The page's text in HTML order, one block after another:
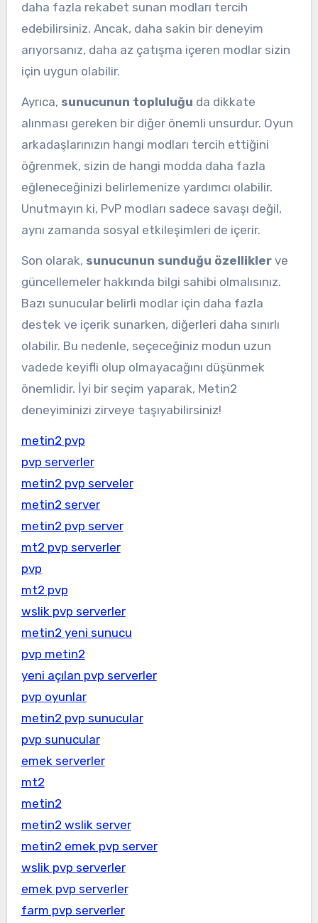
daha fazla rekabet sunan modları tercih
edebilirsiniz. Ancak, daha sakin bir deneyim
arıyorsanız, daha az çatışma içeren modlar sizin
için uygun olabilir.
Ayrıca, sunucunun topluluğu da dikkate
alınması gereken bir diğer önemli unsurdur. Oyun
arkadaşlarınızın hangi modları tercih ettiğini
öğrenmek, sizin de hangi modda daha fazla
eğleneceğinizi belirlemenize yardımcı olabilir.
Unutmayın ki, PvP modları sadece savaşı değil,
aynı zamanda sosyal etkileşimleri de içerir.
Son olarak, sunucunun sunduğu özelliklerve
güncellemeler hakkında bilgi sahibi olmalısınız.
Bazı sunucular belirli modlar için daha fazla
destek ve içerik sunarken, diğerleri daha sınırlı
olabilir. Bu nedenle, seçeceğiniz modun uzun
vadede keyifli olup olmayacağını düşünmek
önemlidir. İyi bir seçim yaparak, Metin2
deneyiminizi zirveye taşıyabilirsiniz!
metin2 pvp
pvp serverler
metin2 pvp serveler
metin2 server
metin2 pvp server
mt2 pvp serverler
pvp
mt2 pvp
wslik pvp serverler
metin2 yeni sunucu
pvp metin2
yeni açılan pvp serverler
pvp oyunlar
metin2 pvp sunucular
pvp sunucular
emek serverler
mt2
metin2
metin2 wslik server
metin2 emek pvp server
wslik pvp serverler
emek pvp serverler
farm pvp serverler